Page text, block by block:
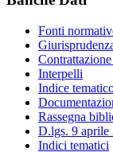
Fonti
Interpelli
Indice
Rassegna
D.lgs. 9 aprile
Indici tematici